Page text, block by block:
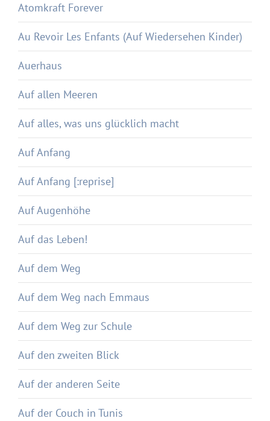
Atomkraft Forever
Au Revoir Les Enfants (Auf Wiedersehen Kinder)
Auerhaus
Auf allen Meeren
Auf alles, was uns glücklich macht
Auf Anfang
Auf Anfang [:reprise]
Auf Augenhöhe
Auf das Leben!
Auf dem Weg
Auf dem Weg nach Emmaus
Auf dem Weg zur Schule
Auf den zweiten Blick
Auf der anderen Seite
Auf der Couch in Tunis